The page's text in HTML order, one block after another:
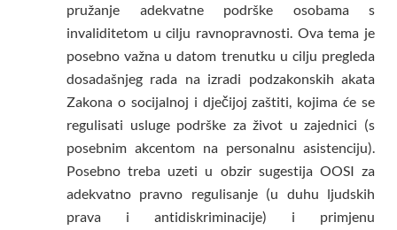
pružanje adekvatne podrške osobama s
invaliditetom u cilju ravnopravnosti. Ova tema je
posebno važna u datom trenutku u cilju pregleda
dosadašnjeg rada na izradi podzakonskih akata
Zakona o socijalnoj i dječijoj zaštiti, kojima će se
regulisati usluge podrške za život u zajednici (s
posebnim akcentom na personalnu asistenciju).
Posebno treba uzeti u obzir sugestija OOSI za
adekvatno pravno regulisanje (u duhu ljudskih
prava i antidiskriminacije) i primjenu